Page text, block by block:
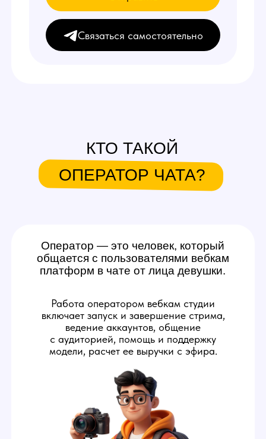
КТО ТАКОЙ
ОПЕРАТОР ЧАТА?
включает запуск и завершение стрима,
ведение аккаунтов, общение
с аудиторией, помощь и поддержку
модели, расчет ее выручки с эфира.
ОБЯЗАННОСТИ
ОПЕРАТОРА
Помогать модели
запускать стримы